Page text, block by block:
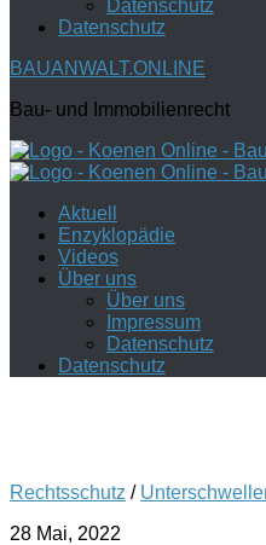
Datenschutz
Datenschutz
BAUANWALT.ONLINE
Bau- und Immobilienrecht
Aktuell
Enzyklopädie
Videos
Über uns
Über uns
Impressum
Datenschutz
Datenschutz
Rechtsschutz /
28 Mai, 2022